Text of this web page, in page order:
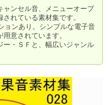
ャンセル音、メニューオープ
れている素材集です。
ョンあり。シンプルな電子音
意されています。
ー・ＳＦと、幅広いジャンル